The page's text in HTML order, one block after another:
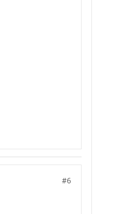
#6